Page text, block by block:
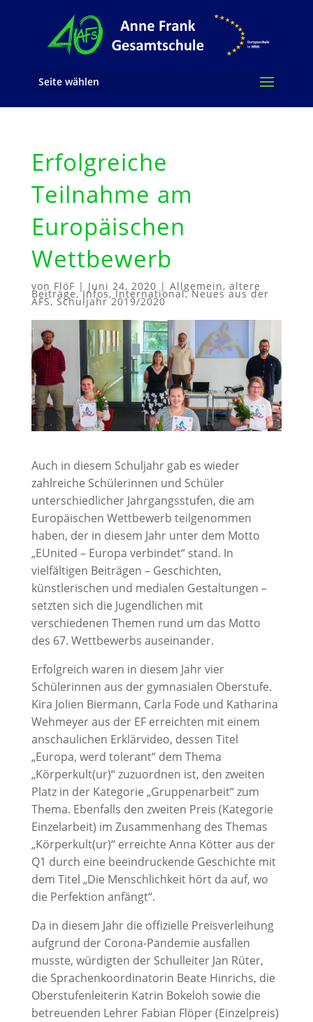
Seite wählen
Erfolgreiche
Teilnahme am
Europäischen
Wettbewerb
von FlöF | Juni 24, 2020 | Allgemein, ältere
Beiträge,Infos,International,Neues aus der
AFS,Schuljahr 2019/2020
Auch in diesem Schuljahr gab es wieder
zahlreiche Schülerinnen und Schüler
unterschiedlicher Jahrgangsstufen, die am
Europäischen Wettbewerb teilgenommen
haben, der in diesem Jahr unter dem Motto
„EUnited – Europa verbindet“ stand. In
vielfältigen Beiträgen – Geschichten,
künstlerischen und medialen Gestaltungen –
setzten sich die Jugendlichen mit
verschiedenen Themen rund um das Motto
des 67. Wettbewerbs auseinander.
Erfolgreich waren in diesem Jahr vier
Schülerinnen aus der gymnasialen Oberstufe.
Kira Jolien Biermann, Carla Fode und Katharina
Wehmeyer aus der EF erreichten mit einem
anschaulichen Erklärvideo, dessen Titel
„Europa, werd tolerant“ dem Thema
„Körperkult(ur)“ zuzuordnen ist, den zweiten
Platz in der Kategorie „Gruppenarbeit“ zum
Thema. Ebenfalls den zweiten Preis (Kategorie
Einzelarbeit) im Zusammenhang des Themas
„Körperkult(ur)“ erreichte Anna Kötter aus der
Q1 durch eine beeindruckende Geschichte mit
dem Titel „Die Menschlichkeit hört da auf, wo
die Perfektion anfängt“.
Da in diesem Jahr die offizielle Preisverleihung
aufgrund der Corona-Pandemie ausfallen
musste, würdigten der Schulleiter Jan Rüter,
die Sprachenkoordinatorin Beate Hinrichs, die
Oberstufenleiterin Katrin Bokeloh sowie die
betreuenden Lehrer Fabian Flöper (Einzelpreis)